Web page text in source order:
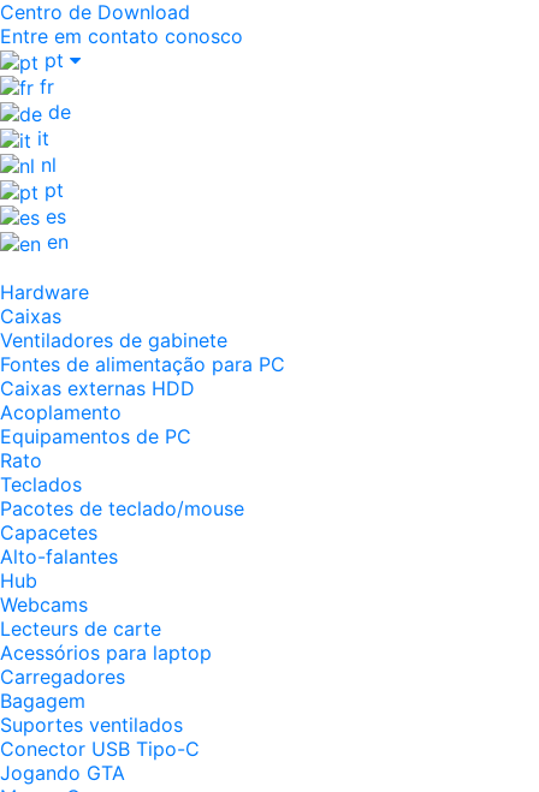
Centro de Download
Entre em contato conosco
pt
fr
de
it
nl
pt
es
en
Hardware
Caixas
Ventiladores de gabinete
Fontes de alimentação para PC
Caixas externas HDD
Acoplamento
Equipamentos de PC
Rato
Teclados
Pacotes de teclado/mouse
Capacetes
Alto-falantes
Hub
Webcams
Lecteurs de carte
Acessórios para laptop
Carregadores
Bagagem
Suportes ventilados
Conector USB Tipo-C
Jogando GTA